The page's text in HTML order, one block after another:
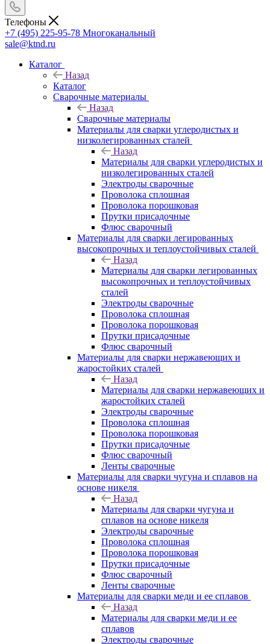
Телефоны
+7 (495) 225-95-78 Многоканальный
sale@ktnd.ru
Каталог
Назад
Каталог
Сварочные материалы
Назад
Сварочные материалы
Материалы для сварки углеродистых и
низколегированных сталей
Назад
Материалы для сварки углеродистых и
низколегированных сталей
Электроды сварочные
Проволока сплошная
Проволока порошковая
Прутки присадочные
Флюс сварочный
Материалы для сварки легированных
высокопрочных и теплоустойчивых сталей
Назад
Материалы для сварки легированных
высокопрочных и теплоустойчивых
сталей
Электроды сварочные
Проволока сплошная
Проволока порошковая
Прутки присадочные
Флюс сварочный
Материалы для сварки нержавеющих и
жаростойких сталей
Назад
Материалы для сварки нержавеющих и
жаростойких сталей
Электроды сварочные
Проволока сплошная
Проволока порошковая
Прутки присадочные
Флюс сварочный
Ленты сварочные
Материалы для сварки чугуна и сплавов на
основе никеля
Назад
Материалы для сварки чугуна и
сплавов на основе никеля
Электроды сварочные
Проволока сплошная
Проволока порошковая
Прутки присадочные
Флюс сварочный
Ленты сварочные
Материалы для сварки меди и ее сплавов
Назад
Материалы для сварки меди и ее
сплавов
Электроды сварочные